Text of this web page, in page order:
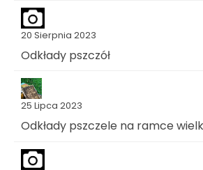
20 Sierpnia 2023
Odkłady pszczół
25 Lipca 2023
Odkłady pszczele na ramce